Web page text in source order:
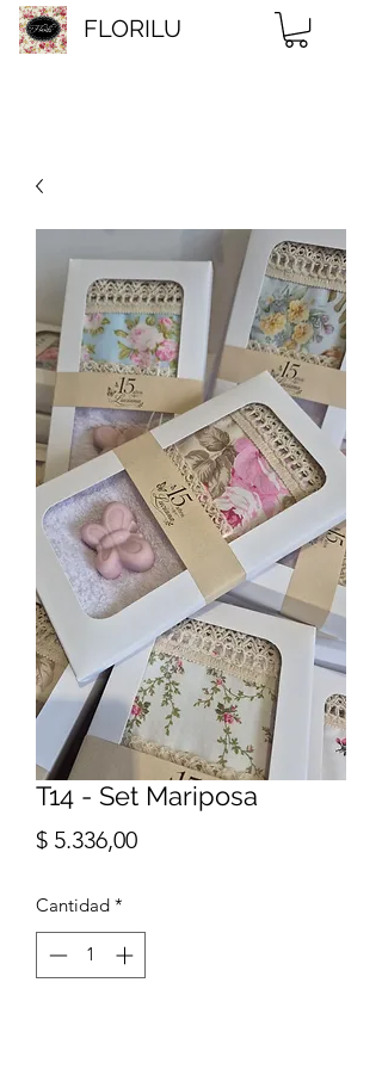
FLORILU
T14 - Set Mariposa
$ 5.336,00Precio
Cantidad *